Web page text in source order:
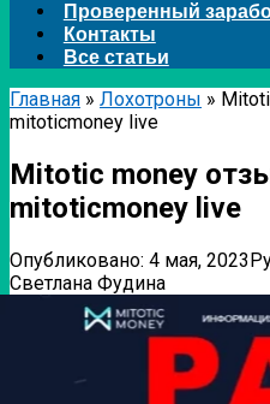
Проверенный
Контакты
Все статьи
Главная » Лохотроны »
mitoticmoney live
Mitotic money
mitoticmoney live
Опубликовано: 4 мая, 2023
Светлана Фудина